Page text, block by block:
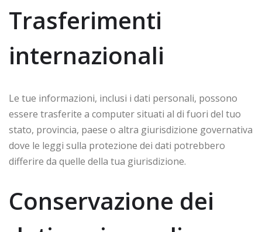
Trasferimenti
internazionali
Le tue informazioni, inclusi i dati personali, possono
essere trasferite a computer situati al di fuori del tuo
stato, provincia, paese o altra giurisdizione governativa
dove le leggi sulla protezione dei dati potrebbero
differire da quelle della tua giurisdizione.
Conservazione dei